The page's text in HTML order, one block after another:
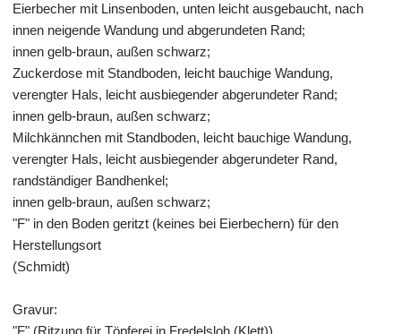
Eierbecher mit Linsenboden, unten leicht ausgebaucht, nach
innen neigende Wandung und abgerundeten Rand;
innen gelb-braun, außen schwarz;
Zuckerdose mit Standboden, leicht bauchige Wandung,
verengter Hals, leicht ausbiegender abgerundeter Rand;
innen gelb-braun, außen schwarz;
Milchkännchen mit Standboden, leicht bauchige Wandung,
verengter Hals, leicht ausbiegender abgerundeter Rand,
randständiger Bandhenkel;
innen gelb-braun, außen schwarz;
"F" in den Boden geritzt (keines bei Eierbechern) für den
Herstellungsort
(Schmidt)
Gravur:
"F" (Ritzung für Töpferei in Fredelsloh (Klett))